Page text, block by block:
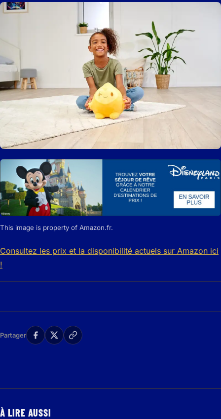
This image is property of Amazon.fr.
Consultez les prix et la disponibilité actuels sur Amazon ici
!
Partager
À LIRE AUSSI